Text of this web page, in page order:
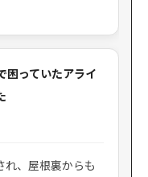
困っていたアライ
、屋根裏からも